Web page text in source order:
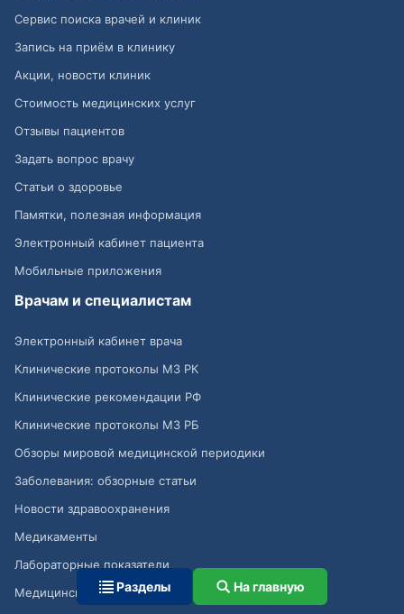
Сервис поиска врачей и клиник
Запись на приём в клинику
Акции, новости клиник
Стоимость медицинских услуг
Отзывы пациентов
Задать вопрос врачу
Статьи о здоровье
Памятки, полезная информация
Электронный кабинет пациента
Мобильные приложения
Врачам и специалистам
Электронный кабинет врача
Клинические протоколы МЗ РК
Клинические рекомендации РФ
Клинические протоколы МЗ РБ
Обзоры мировой медицинской периодики
Заболевания: обзорные статьи
Новости здравоохранения
Медикаменты
Лабораторные показатели
Медицинские термины
Разделы На главную